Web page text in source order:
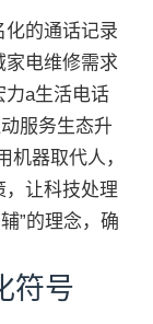
的通话记录
电维修需求
力a生活电话
服务生态升
机器取代人，
，让科技处理
”的理念，确
符号